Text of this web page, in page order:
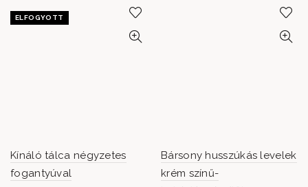
ELFOGYOTT
Kínáló tálca négyzetes
fogantyúval
Bársony husszúkás levelek
krém színű-